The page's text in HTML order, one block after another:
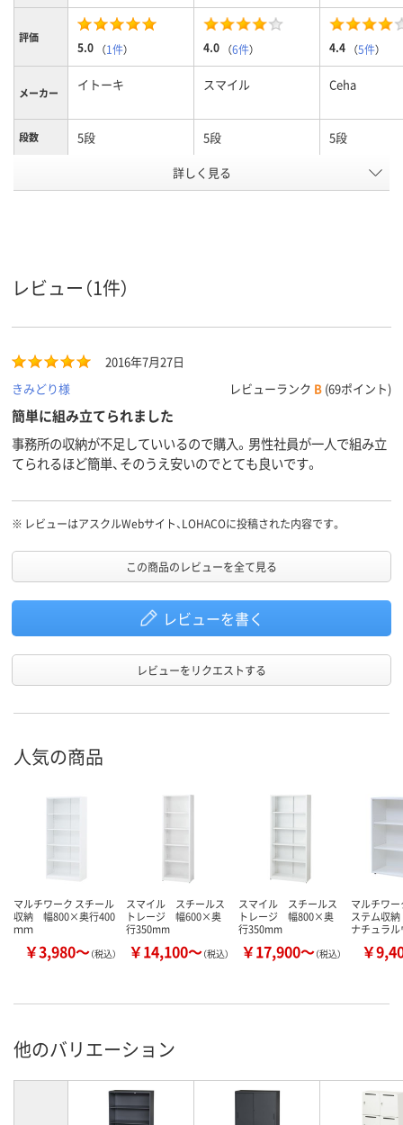
評価
5.0 （1件） 4.0 （6件） 4.4 （5件）
メーカー イトーキ スマイル Ceha
段数 5段 5段 5段
オープンタイプ オープンタ
施錠方法 鍵無し
アスクル
商品環境
スコア
詳しく見る
レビュー（1件）
2016年7月27日
きみどり様
レビューランク B (69ポイント)
簡単に組み立てられました
事務所の収納が不足していいるので購入。男性社員が一人で組み立
てられるほど簡単、そのうえ安いのでとても良いです。
※ レビューはアスクルWebサイト、LOHACOに投稿された内容です。
この商品のレビューを全て見る
レビューを書く
レビューをリクエストする
人気の商品
マルチワーク スチール
収納 幅800×奥行400
ｍｍ
￥3,980～（税込）
スマイル スチールス
トレージ 幅600×奥
行350mm
￥14,100～（税込）
スマイル スチールス
トレージ 幅800×奥
行350mm
￥17,900～（税込）
マルチワ
ステム収
ナチュラ
￥
他のバリエーション